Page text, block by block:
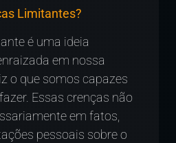
Limitantes?
é uma ideia
em nossa
o que somos capazes
Essas crenças não
em fatos,
pessoais sobre o